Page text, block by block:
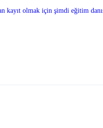
kayıt olmak için şimdi eğitim